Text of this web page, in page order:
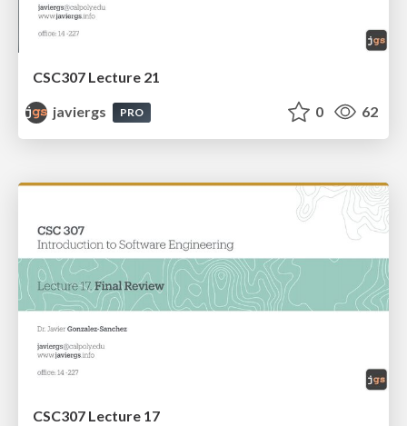
CSC307 Lecture 21
javiergs
PRO 0 62
CSC307 Lecture 17